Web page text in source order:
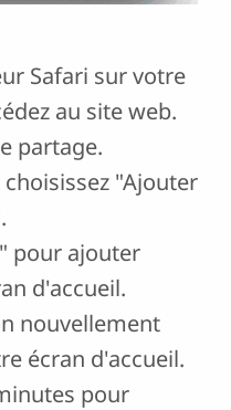
Safari sur votre
au site web.
partage.
"Ajouter
pour ajouter
d'accueil.
nouvellement
écran d'accueil.
pour